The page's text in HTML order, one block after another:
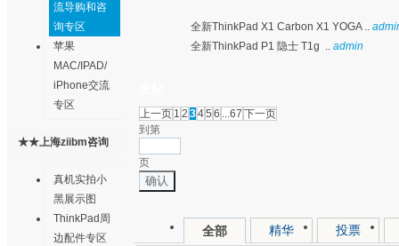
thinkpad论坛
流导购和咨
询专区
苹果
MAC/IPAD/
iPhone交流
专区
★★上海ziibm咨询
真机实拍小
黑展示图
ThinkPad周
边配件专区
全新ThinkPad X1 Carbon X1 YOGA ..
全新ThinkPad P1 隐士 T1g .. admin
上一页 1 2 345 6 ...67 下一页
到第
页
确认
全部 精华 投票